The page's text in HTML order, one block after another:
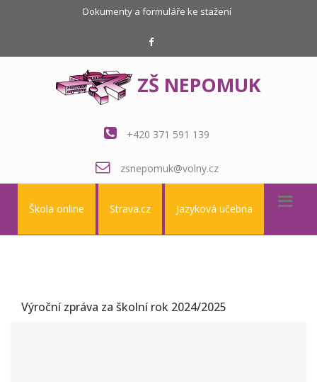
Dokumenty a formuláře ke stažení
ZŠ NEPOMUK
+420 371 591 139
zsnepomuk@volny.cz
Škola online Strava.cz Jazyková učebna
Výroční zpráva za školní rok 2024/2025